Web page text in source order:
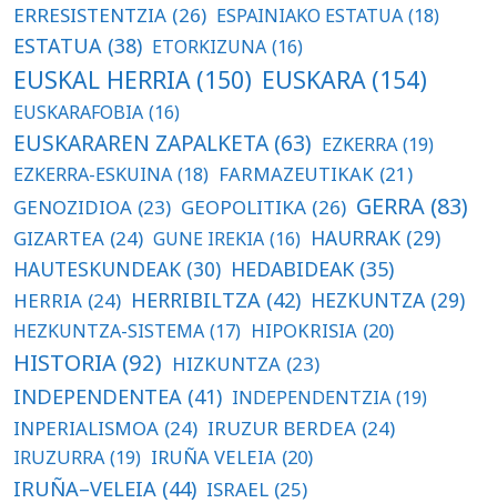
ERRESISTENTZIA (26) ESPAINIAKO ESTATUA (18)
ESTATUA (38) ETORKIZUNA (16)
EUSKAL HERRIA (150) EUSKARA (154)
EUSKARAFOBIA (16)
EUSKARAREN ZAPALKETA (63) EZKERRA (19)
EZKERRA-ESKUINA (18) FARMAZEUTIKAK (21)
GENOZIDIOA (23) GEOPOLITIKA (26) GERRA (83)
GIZARTEA (24) GUNE IREKIA (16) HAURRAK (29)
HAUTESKUNDEAK (30) HEDABIDEAK (35)
HERRIA (24) HERRIBILTZA (42) HEZKUNTZA (29)
HEZKUNTZA-SISTEMA (17) HIPOKRISIA (20)
HISTORIA (92) HIZKUNTZA (23)
INDEPENDENTEA (41) INDEPENDENTZIA (19)
INPERIALISMOA (24) IRUZUR BERDEA (24)
IRUZURRA (19) IRUÑA VELEIA (20)
IRUÑA–VELEIA (44) ISRAEL (25)